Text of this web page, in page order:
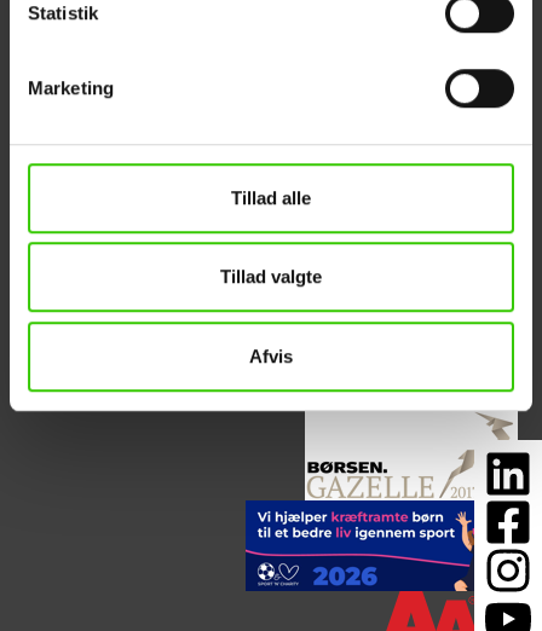
Statistik
Marketing
Tillad alle
Tillad valgte
Afvis
Industriparken 16
Tlf. +45 88 32 17 70
Kontakt
ESG-rapport